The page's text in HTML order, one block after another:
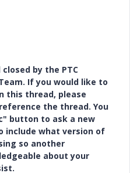
by the PTC
If you would like to
this thread, please
the thread. You
button to ask a new
include what version of
so another
about your